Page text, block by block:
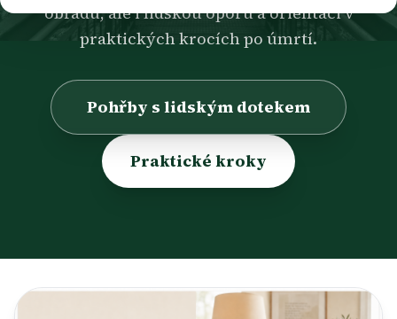
obřadu, ale i lidskou oporu a orientaci v
praktických krocích po úmrtí.
Pohřby s lidským dotekem
Praktické kroky